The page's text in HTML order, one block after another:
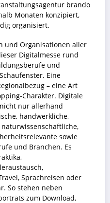
brando
Monaten konzipiert,
organisiert.
und Organisationen aller
Digitalmesse rund
und
Eine
– eine Art
Charakter. Digitale
nur allerhand
handwerkliche,
sowie
und Branchen. Es
Sprachreisen oder
So stehen neben
zum Download,